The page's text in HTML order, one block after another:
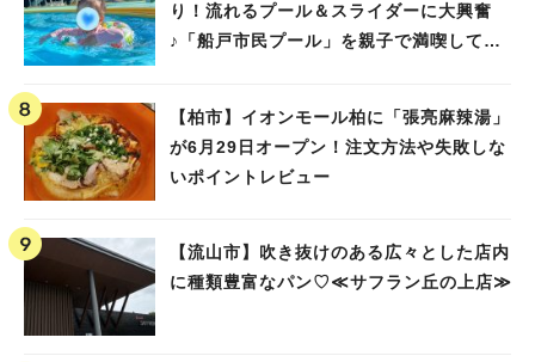
り！流れるプール＆スライダーに大興奮
♪「船戸市民プール」を親子で満喫してき
【柏市】イオンモール柏に「張亮麻辣湯」
が6月29日オープン！注文方法や失敗しな
いポイントレビュー
【流山市】吹き抜けのある広々とした店内
に種類豊富なパン♡≪サフラン丘の上店≫